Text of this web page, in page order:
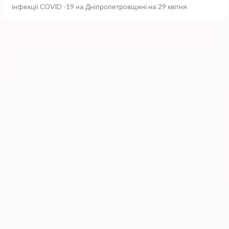
інфекції COVID -19 на Дніпропетровщині на 29 квітня